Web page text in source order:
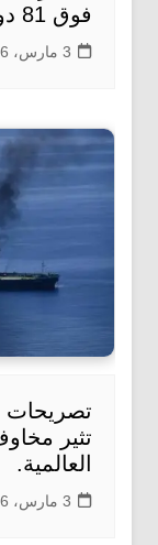
فوق 81 دولاراً للبرميل.
3 مارس، 2026
تصريحات
تثير
العالمية.
3 مارس، 2026